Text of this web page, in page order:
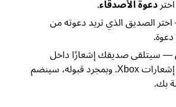
دعوة الأصدقاء.
الصديق الذي تريد دعوته من
— سيتلقى صديقك إشعارًا داخل
اللعبة أو عبر مركز إشعارات Xbox. وبمجرد قبوله، سينضم
بك.